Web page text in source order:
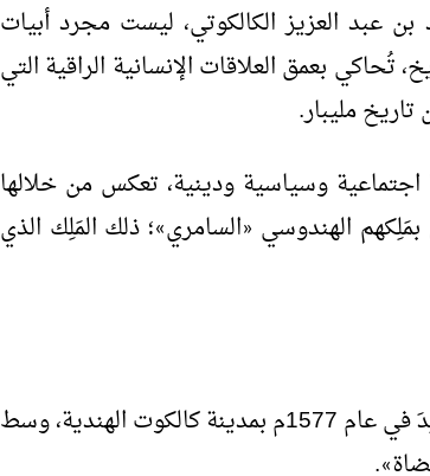
عبد العزيز الكالكوتي، ليست مجرد أبيات
بعمق العلاقات الإنسانية الراقية التي
مليبار.
وسياسية ودينية، تعكس من خلالها
الهندوسي «السامري»؛ ذلك المَلِك الذي
محمد بن عبد العزيز الكالكوتي، المُلقَّب بالقاضي، وُلِدَ في عام 1577م بمدينة كالكوت الهندية، وسط
»
.